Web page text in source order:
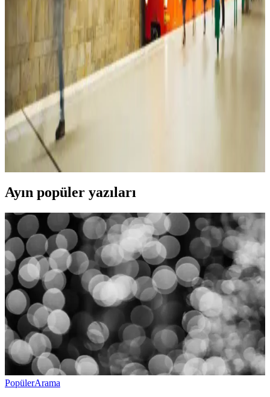
Beyaz Elbise Modelleri: Çeşitleri ve Kombin
Önerileriyle Zamansız Şıklık
Beyaz elbise modelleri, farklı tarzlara ve ihtiyaçlara uygun çeşitli
seçenekler sunar. Günlük, resmi veya modern tasarımlarla şıklığınızı
tamamlayın, trendleri yakalayın.
Kadın Kot Modelleri ve Kombinasyon İpuçlarıyla
Şıklık ve Rahatlık Yakalayın
Kadın kot, farklı modelleri ve kombinasyon seçenekleriyle her tarz
ve ihtiyaca uygun, şıklık ve rahatlığı bir arada sunan vazgeçilmez bir
giyim parçasıdır.
Ayın popüler yazıları
PopülerArama